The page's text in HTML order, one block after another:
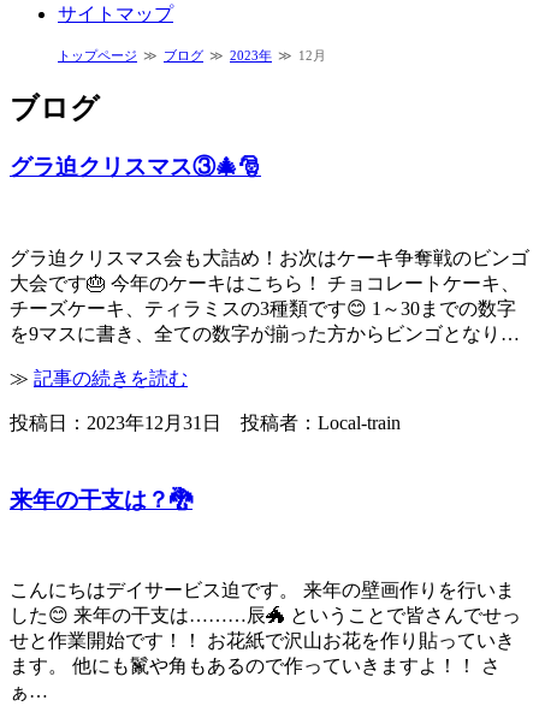
サイトマップ
トップページ ブログ 2023年 12月
ブログ
グラ迫クリスマス③🎄🎅
グラ迫クリスマス会も大詰め！お次はケーキ争奪戦のビンゴ
大会です🎂 今年のケーキはこちら！ チョコレートケーキ、
チーズケーキ、ティラミスの3種類です😊 1～30までの数字
を9マスに書き、全ての数字が揃った方からビンゴとなり…
≫ 記事の続きを読む
投稿日：2023年12月31日 投稿者：Local-train
来年の干支は？🐉
こんにちはデイサービス迫です。 来年の壁画作りを行いま
した😊 来年の干支は………辰🐲 ということで皆さんでせっ
せと作業開始です！！ お花紙で沢山お花を作り貼っていき
ます。 他にも鬣や角もあるので作っていきますよ！！ さ
ぁ…